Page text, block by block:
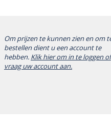
Om prijzen te kunnen zien en om
bestellen dient u een account te
hebben. Klik hier om in te loggen of
vraag uw account aan.